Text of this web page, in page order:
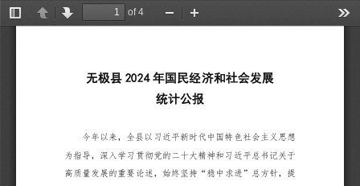
TogglePreviousNext
of 4
Zoom
无极县 2024年国民经济和社会发展
统计公报
今年 以来， 全县 以 习 近平新时代 中 国特 色社会主义思想
为指导， 深入学 习 贯彻党的二十 大精神和 习 近平总书 记关于
高质量发展的重要 论述， 始终坚持 稳 中 求进” 总方针， 提